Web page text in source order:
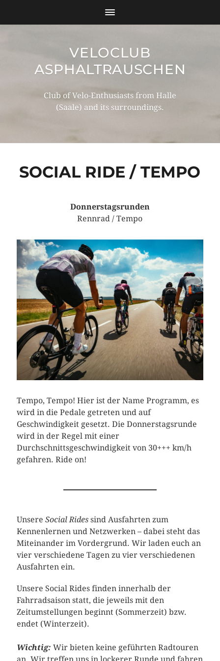
VELOCLUB
ASPHALTRAUSCHEN
Club of Velo-Enthusiasts from Halle
(Saale) and its surroundings.
SOCIAL RIDE / TEMPO
Donnerstagsrunden
Rennrad / Tempo
Tempo, Tempo! Hier ist der Name Programm, es
wird in die Pedale getreten und auf
Geschwindigkeit gesetzt. Die Donnerstagsrunde
wird in der Regel mit einer
Durchschnittsgeschwindigkeit von 30+++ km/h
gefahren. Ride on!
Unsere Social Ridessind Ausfahrten zum
Kennenlernen und Netzwerken – dabei steht das
Miteinander im Vordergrund. Wir laden euch an
vier verschiedene Tagen zu vier verschiedenen
Ausfahrten ein.
Unsere Social Rides finden innerhalb der
Fahrradsaison statt, die jeweils mit den
Zeitumstellungen beginnt (Sommerzeit) bzw.
endet (Winterzeit).
Wichtig: Wir bieten keine geführten Radtouren
an. Wir treffen uns in lockerer Runde und fahren